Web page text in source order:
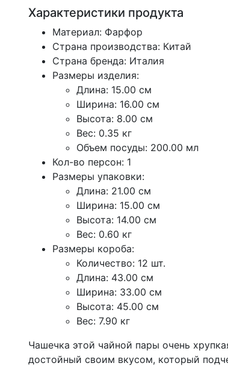
Характеристики продукта
Материал: Фарфор
Страна производства: Китай
Страна бренда: Италия
Размеры изделия:
Длина: 15.00 см
Ширина: 16.00 см
Высота: 8.00 см
Вес: 0.35 кг
Объем посуды: 200.00 мл
Кол-во персон: 1
Размеры упаковки:
Длина: 21.00 см
Ширина: 15.00 см
Высота: 14.00 см
Вес: 0.60 кг
Размеры короба:
Количество: 12 шт.
Длина: 43.00 см
Ширина: 33.00 см
Высота: 45.00 см
Вес: 7.90 кг
Чашечка этой чайной пары очень
достойный своим вкусом, который